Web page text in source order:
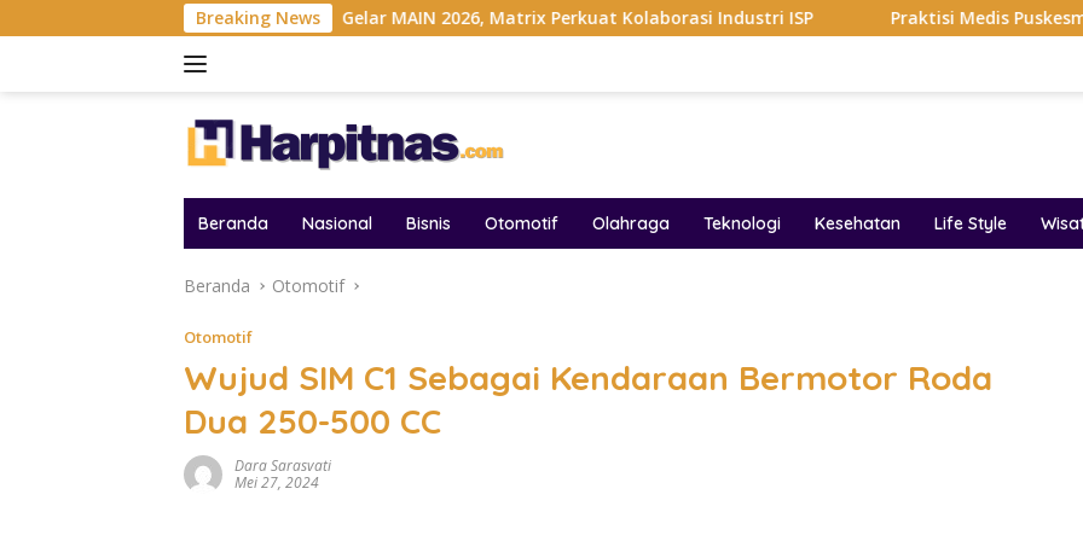
ke
Breaking News
Gelar MAIN 2026, Matrix Perkuat Kolaborasi Industri ISP Praktisi Medis Puskesmas Malang Ikut
Beranda Nasional Bisnis Otomotif Olahraga Teknologi Kesehatan Life Style
Beranda Otomotif
Otomotif
Wujud SIM C1 Sebagai Kendaraan Bermotor Roda
Dua 250-500 CC
Dara Sarasvati
Mei 27, 2024